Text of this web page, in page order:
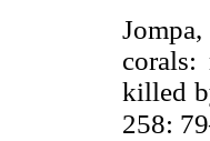
corals:
killed
258: